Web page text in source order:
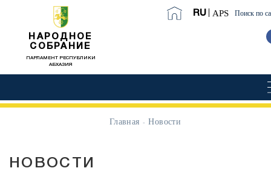
НАРОДНОЕ
СОБРАНИЕ
ПАРЛАМЕНТ РЕСПУБЛИКИ
АБХАЗИЯ
RU APS Поиск по
Главная Новости
НОВОСТИ